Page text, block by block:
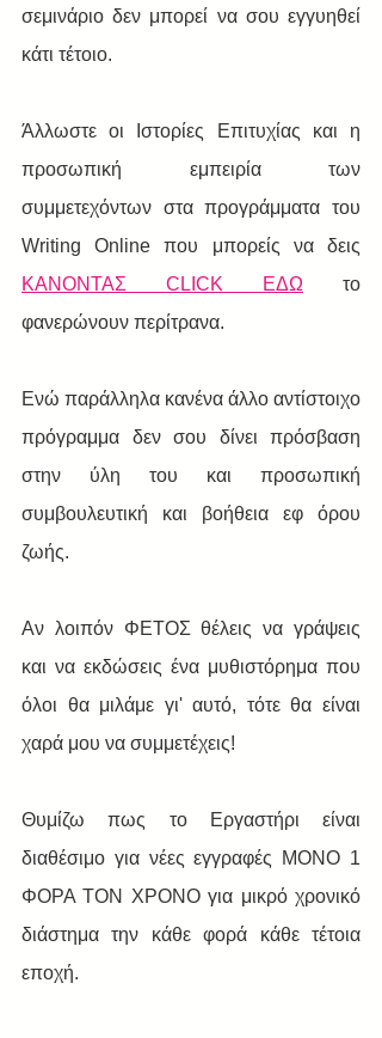
σεμινάριο δεν μπορεί να σου εγγυηθεί
κάτι τέτοιο.
Άλλωστε οι Ιστορίες Επιτυχίας και η
προσωπική εμπειρία των
συμμετεχόντων στα προγράμματα του
ΚΑΝΟΝΤΑΣ CLICK ΕΔΩ το
φανερώνουν περίτρανα.
Ενώ παράλληλα κανένα άλλο αντίστοιχο
πρόγραμμα δεν σου δίνει πρόσβαση
στην ύλη του και προσωπική
συμβουλευτική και βοήθεια εφ όρου
ζωής.
Aν λοιπόν ΦΕΤΟΣ θέλεις να γράψεις
και να εκδώσεις ένα μυθιστόρημα που
όλοι θα μιλάμε γι' αυτό, τότε θα είναι
χαρά μου να συμμετέχεις!
Θυμίζω πως το Εργαστήρι είναι
διαθέσιμο για νέες εγγραφές ΜΟΝΟ 1
ΦΟΡΑ ΤΟΝ ΧΡΟΝΟ για μικρό χρονικό
διάστημα την κάθε φορά κάθε τέτοια
εποχή.